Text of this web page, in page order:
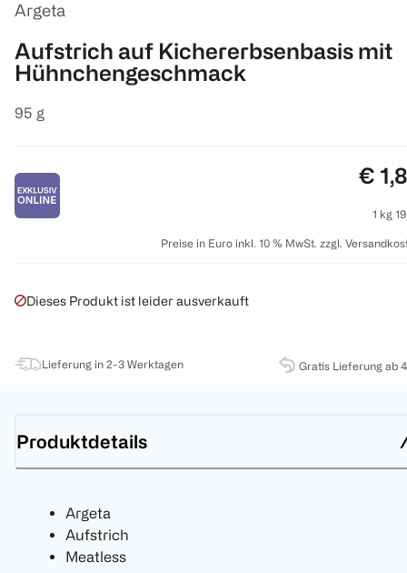
Argeta
Aufstrich auf Kichererbsenbasis mit
Hühnchengeschmack
95 g
€
1 kg
Preise in Euro inkl. 10 % MwSt. zzgl.
Dieses Produkt ist leider ausverkauft
Lieferung in 2-3 Werktagen Gratis Lieferung ab
Produktdetails
Argeta
Aufstrich
Meatless